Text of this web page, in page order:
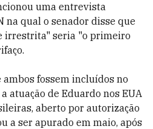
uma entrevista
na qual o senador disse que
irrestrita" seria "o primeiro
fossem incluídos no
atuação de Eduardo nos EUA
aberto por autorização
a ser apurado em maio, após